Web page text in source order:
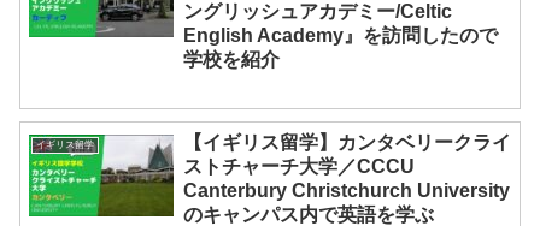
ングリッシュアカデミー/Celtic
English Academy』を訪問したので
学校を紹介
イギリス留学
【イギリス留学】カンタベリークライ
ストチャーチ大学／CCCU
Canterbury Christchurch University
のキャンパス内で英語を学ぶ